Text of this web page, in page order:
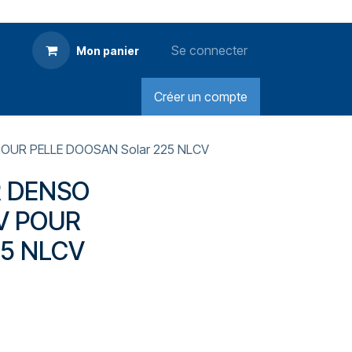
Mon panier Se connecter
Créer un compte
PELLE DOOSAN Solar 225 NLCV
POUR
NLCV